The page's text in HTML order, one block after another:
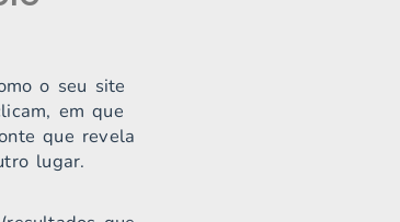
o seu site
em que
que revela
lugar.